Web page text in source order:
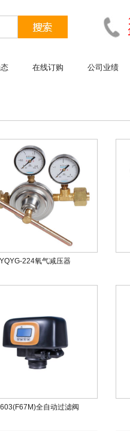
在线订购 公司业绩
YQYG-224氧气减压器
全自动过滤阀